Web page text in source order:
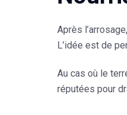
Après
L’idée est de
Au cas où le
réputées pour